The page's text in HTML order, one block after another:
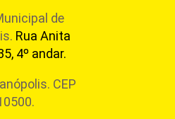
de
Rua Anita
4º andar.
CEP